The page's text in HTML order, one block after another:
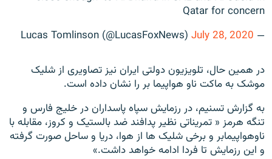
Qatar for concern
— Lucas Tomlinson (@LucasFoxNews)
July 28, 2020
در همین حال، تلویزیون دولتی ایران نیز تصاویری از شلیک
موشک به ماکت ناو هواپیما بر را نشان داده است.
به گزارش تسنیم، در رزمایش سپاه پاسداران در خلیج فارس و
تنگه هرمز « تمریناتی نظیر پدافند ضد بالستیک و کروز، مقابله با
ناوهواپیمابر و برخی شلیک ها از هوا، دریا و ساحل صورت گرفته
و این رزمایش تا فردا ادامه خواهد داشت.»